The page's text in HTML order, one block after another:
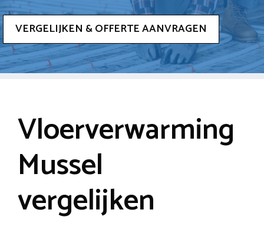
VERGELIJKEN & OFFERTE AANVRAGEN
Vloerverwarming
Mussel
vergelijken